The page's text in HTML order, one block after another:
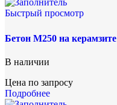
Быстрый просмотр
Бетон М250 на керамзите
В наличии
Цена по запросу
Подробнее